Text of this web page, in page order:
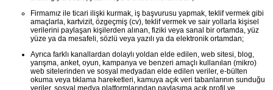
Firmamız ile ticari ilişki kurmak, iş başvurusu yapmak, teklif vermek gibi
amaçlarla, kartvizit, özgeçmiş (cv), teklif vermek ve sair yollarla kişisel
verilerini paylaşan kişilerden alınan, fiziki veya sanal bir ortamda, yüz
yüze ya da mesafeli, sözlü veya yazılı ya da elektronik ortamdan;
Ayrıca farklı kanallardan dolaylı yoldan elde edilen, web sitesi, blog,
yarışma, anket, oyun, kampanya ve benzeri amaçlı kullanılan (mikro)
web sitelerinden ve sosyal medyadan elde edilen veriler, e-bülten
okuma veya tıklama hareketleri, kamuya açık veri tabanlarının sunduğu
veriler, sosyal medya platformlarından paylaşıma açık profil ve